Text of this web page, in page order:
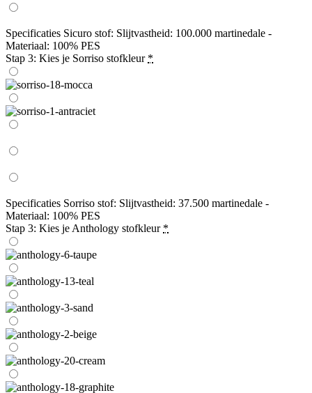
Specificaties Sicuro stof: Slijtvastheid: 100.000 martinedale -
Materiaal: 100% PES
Stap 3: Kies je Sorriso stofkleur *
Specificaties Sorriso stof: Slijtvastheid: 37.500 martinedale -
Materiaal: 100% PES
Stap 3: Kies je Anthology stofkleur *